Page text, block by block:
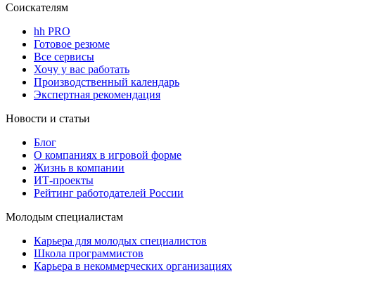
Соискателям
hh PRO
Готовое резюме
Все сервисы
Хочу у вас работать
Производственный календарь
Экспертная рекомендация
Новости и статьи
Блог
О компаниях в игровой форме
Жизнь в компании
ИТ-проекты
Рейтинг работодателей России
Молодым специалистам
Карьера для молодых специалистов
Школа программистов
Карьера в некоммерческих организациях